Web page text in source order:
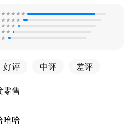
好评 中评 差评
零售
哈哈